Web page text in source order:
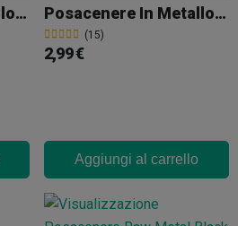
Posacenere In Metallo GB Amnesia Posacenere In Metallo GB Tropicanna
(15)
2,99 €
Aggiungi al carrello